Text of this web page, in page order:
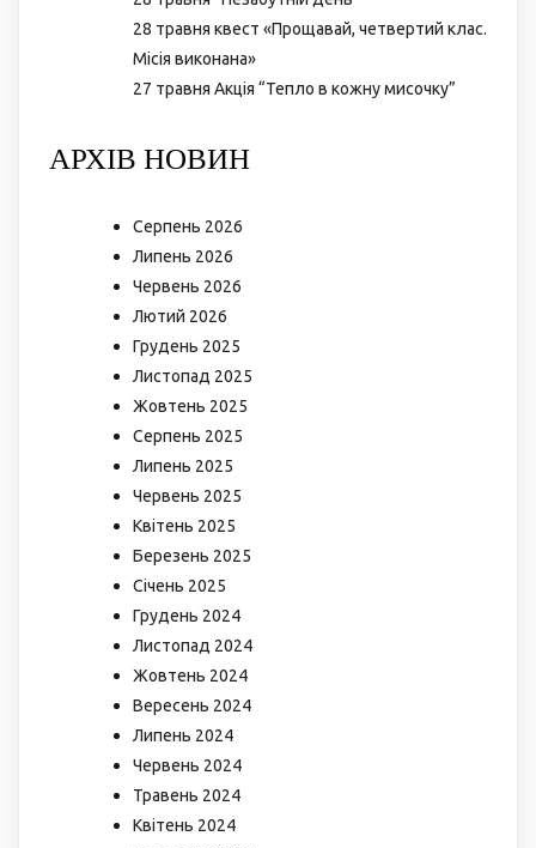
28 травня квест «Прощавай, четвертий клас.
Місія виконана»
27 травня Акція “Тепло в кожну мисочку”
АРХІВ НОВИН
Серпень 2026
Липень 2026
Червень 2026
Лютий 2026
Грудень 2025
Листопад 2025
Жовтень 2025
Серпень 2025
Липень 2025
Червень 2025
Квітень 2025
Березень 2025
Січень 2025
Грудень 2024
Листопад 2024
Жовтень 2024
Вересень 2024
Липень 2024
Червень 2024
Травень 2024
Квітень 2024